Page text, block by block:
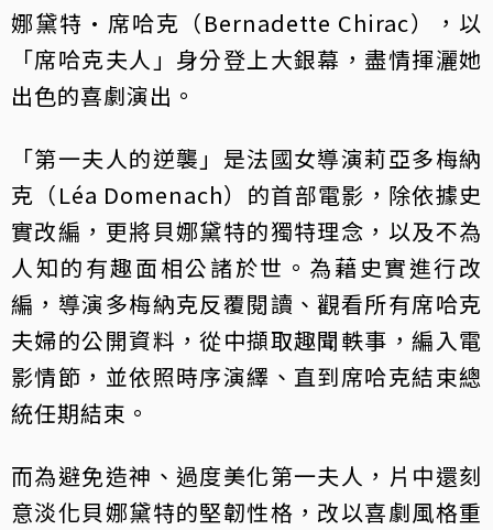
娜黛特·席哈克（Bernadette Chirac），以
「席哈克夫人」身分登上大銀幕，盡情揮灑她
出色的喜劇演出。
「第一夫人的逆襲」是法國女導演莉亞多梅納
克（Léa Domenach）的首部電影，除依據史
實改編，更將貝娜黛特的獨特理念，以及不為
人知的有趣面相公諸於世。為藉史實進行改
編，導演多梅納克反覆閱讀、觀看所有席哈克
夫婦的公開資料，從中擷取趣聞軼事，編入電
影情節，並依照時序演繹、直到席哈克結束總
統任期結束。
而為避免造神、過度美化第一夫人，片中還刻
意淡化貝娜黛特的堅韌性格，改以喜劇風格重